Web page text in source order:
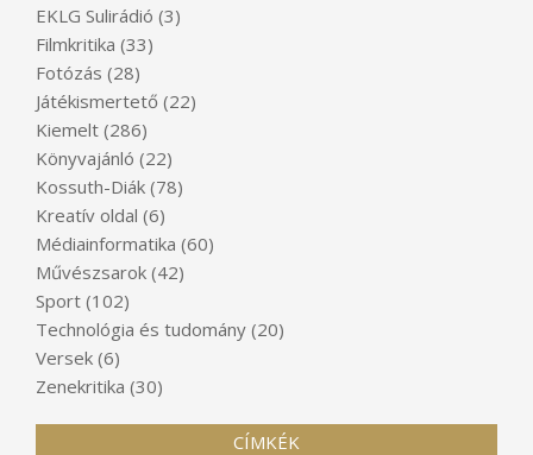
EKLG Sulirádió (3)
Filmkritika (33)
Fotózás (28)
Játékismertető (22)
Kiemelt (286)
Könyvajánló (22)
Kossuth-Diák (78)
Kreatív oldal (6)
Médiainformatika (60)
Művészsarok (42)
Sport (102)
Technológia és tudomány (20)
Versek (6)
Zenekritika (30)
CÍMKÉK